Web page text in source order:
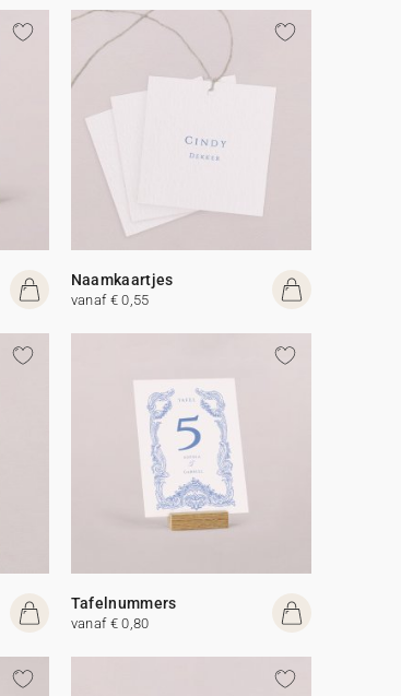
Naamkaartjes
vanaf € 0,55
Tafelnummers
vanaf € 0,80